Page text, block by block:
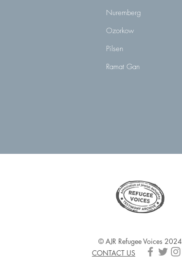
Nuremberg
Ozorkow
Pilsen
Ramat Gan
© AJR Refugee Voices 2024
CONTACT US